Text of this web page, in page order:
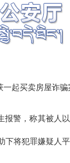
一起买卖房屋诈骗
报警，称其被人
下将犯罪嫌疑人